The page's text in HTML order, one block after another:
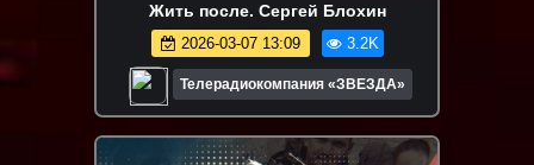
Жить после. Сергей Блохин
2026-03-07 13:09 3.2K
Телерадиокомпания «ЗВЕЗДА»